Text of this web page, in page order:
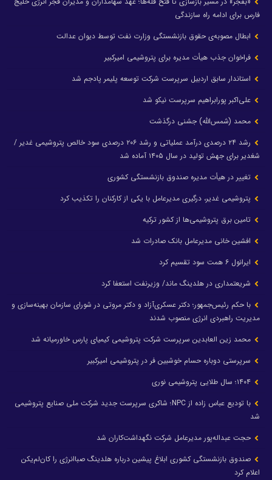
فارس برای ادامه راه سازندگی
ابطال مصوبه‌ی حقوق بازنشستگی وزارت نفت توسط دیوان عدالت
فراخوان جذب هیأت مدیره برای پتروشیمی امیرکبیر
استاندار سابق اردبیل سرپرست شرکت توسعه پلیمر پادجم شد
علی‌اکبر پورابراهیم سرپرست نیکو شد
محمد (شمس‌الله) جشنی درگذشت
رشد ۲۴ درصدی درآمد عملیاتی و رشد ۲۰۶ درصدی سود خالص پتروشیمی غدیر /
شغدیر برای جهش تولید در سال ۱۴۰۵ آماده شد
تغییر در هیأت مدیره صندوق بازنشستگی کشوری
پتروشیمی غدیر، درگیری مدیرعامل با یکی از کارکنان را تکذیب کرد
تامین برق پتروشیمی‌ها از کشور ترکیه
افشین خانی مدیرعامل بانک صادرات شد
ایرانول ۶ همت سود تقسیم کرد
شریعتمداری در هلدینگ ماند/ وزیرنفت استعفا کرد
با حکم رئیس‌جمهور؛ دکتر عسکری‌آزاد و دکتر مروتی در شورای سازمان بهینه‌سازی و
مدیریت راهبردی انرژی منصوب شدند
محمد زین العابدین سرپرست شرکت پتروشیمی کیمیای پارس خاورمیانه شد
سرپرستی دوباره حسام خوشبین فر در پتروشیمی امیرکبیر
با تودیع عباس زاده از NPC؛ شاکری سرپرست جدید شرکت ملی صنایع پتروشیمی
شد
حجت عبداله‌پور مدیرعامل شرکت نگهداشت‌کاران شد
صندوق بازنشستگی کشوری ابلاغ پیشین درباره هلدینگ صباانرژی را کان‌لم‌یکن
اعلام کرد